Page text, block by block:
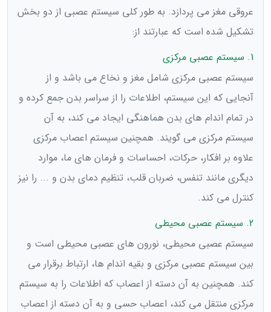
عروقی مغز می پردازد. به طور کلی سیستم عصبی از دو بخش
تشکیل شده است که عبارتند از:
1. سیستم عصبی مرکزی
سیستم عصبی مرکزی شامل مغز و نخاع می باشد و از
آنجایی که این سیستم، اطلاعات را از سراسر بدن جمع کرده و
در تمام اندام های بدن هماهنگی ایجاد می کند، به آن
سیستم مرکزی می گویند. همچنین سیستم اعصاب مرکزی
علاوه بر افکار، حرکات، احساسات و فرمان های ما، موارد
دیگری مانند تنفس، ضربان قلب، تنظیم دمای بدن و ... را نیز
کنترل می کند.
2. سیستم عصبی محیطی
سیستم عصبی محیطی، نورون های عصبی محیطی است و
بین سیستم عصبی مرکزی و بقیه اندام ها، ارتباط برقرار می
کند. همچنین به آن دسته از اعصاب که اطلاعات را به سیستم
مرکزی منتقل می کند، اعصاب حسی و به آن دسته از اعصاب